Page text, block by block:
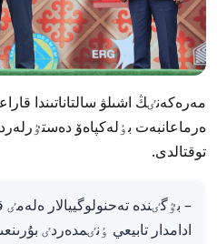
مەرەكەنٸڭ اشىلۋ سالتاناتىندا
ەرماعانبەت بٶلەكپاەۆ
توقتالدى.
– بٷگٸندە تەحنولوگييالار
ادامدار تابيعي ٶنٸمدەردٸ